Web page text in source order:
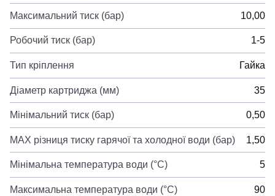
Максимальний тиск (бар) 10,00
Робочий тиск (бар) 1-5
Тип кріплення Гайка
Діаметр картриджа (мм) 35
Мінімальний тиск (бар) 0,50
MAX різниця тиску гарячої та холодної води (бар) 1,50
Мінімальна температура води (°C) 5
Максимальна температура води (°C) 90